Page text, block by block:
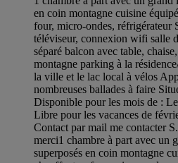
en coin montagne cuisine
four, micro-ondes, réfrigérateur
téléviseur, connexion wifi salle
séparé balcon avec table,
montagne parking à la
la ville et le lac local à vélos
nombreuses ballades à faire
Disponible pour les mois de :
Libre pour les vacances de
Contact par mail me contacter
merci1 chambre à part avec un
superposés en coin montagne